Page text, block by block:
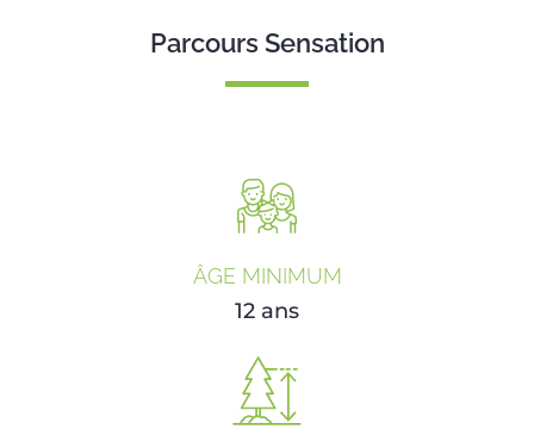
Parcours Sensation
ÂGE MINIMUM
12 ans